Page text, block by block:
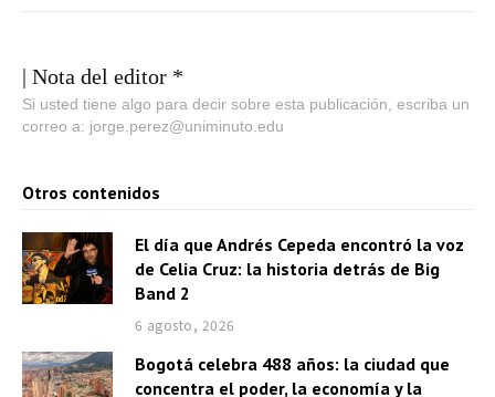
| Nota del editor *
Si usted tiene algo para decir sobre esta publicación, escriba un
correo a: jorge.perez@uniminuto.edu
Otros contenidos
El día que Andrés Cepeda encontró la voz
de Celia Cruz: la historia detrás de Big
Band 2
6 agosto, 2026
Bogotá celebra 488 años: la ciudad que
concentra el poder, la economía y la